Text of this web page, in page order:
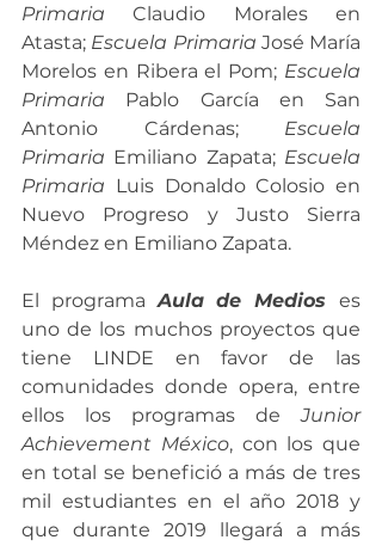
Primaria Claudio Morales en
Atasta; Escuela Primaria José María
Morelos en Ribera el Pom; Escuela
Primaria Pablo García en San
Antonio Cárdenas; Escuela
Primaria Emiliano Zapata; Escuela
Primaria Luis Donaldo Colosio en
Nuevo Progreso y Justo Sierra
Méndez en Emiliano Zapata.
El programa Aula de Medios es
uno de los muchos proyectos que
tiene LINDE en favor de las
comunidades donde opera, entre
ellos los programas de Junior
Achievement México, con los que
en total se benefició a más de tres
mil estudiantes en el año 2018 y
que durante 2019 llegará a más